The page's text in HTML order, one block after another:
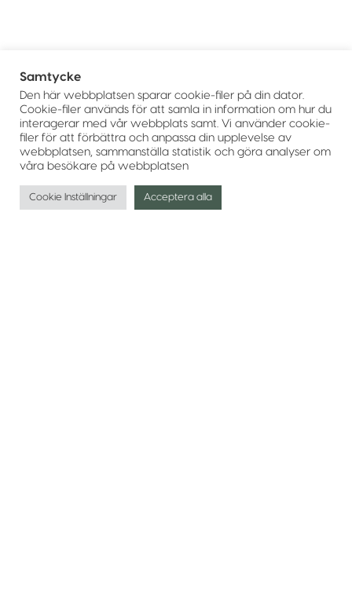
Samtycke
Den här webbplatsen sparar cookie-filer på din dator.
Cookie-filer används för att samla in information om hur du
interagerar med vår webbplats samt. Vi använder cookie-
filer för att förbättra och anpassa din upplevelse av
webbplatsen, sammanställa statistik och göra analyser om
våra besökare på webbplatsen
Cookie Inställningar Acceptera alla